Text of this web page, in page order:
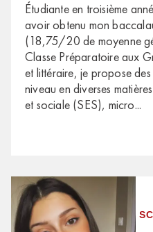
Étudiante en troisième
avoir obtenu mon
(18,75/20 de moyenne
Classe Préparatoire aux
et littéraire, je propose
niveau en diverses
et sociale (SES), micro...